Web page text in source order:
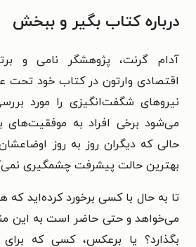
درباره کتاب بگیر و ببخش
آدام گرنت، پژوهشگر نامی و
اقتصادی وارتون در کتاب خود تحت
نیروهای شگفت‌انگیزی را مورد
می‌شود برخی افراد به موفقیت‌های
حالی که دیگران روز به ‌روز
بهترین حالت پیشرفت چشمگیری
تا به‌ حال با کسی برخورد کرده‌اید
می‌خواهد و حتی حاضر است به این
بگذارد؟ یا برعکس، کسی که